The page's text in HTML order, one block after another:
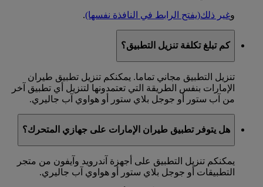
وغير ذلك(يفتح الرابط في النافذة نفسها).
كم تبلغ تكلفة تنزيل التطبيق؟
تنزيل التطبيق مجاني تماما. يمكنكم تنزيل تطبيق طيران
الإمارات بنفس الطريقة التي تعتمدونها لتنزيل أي تطبيق آخر
من آب ستور أو جوجل بلاي ستور أو هواوي آب جاليري.
هل يتوفر تطبيق طيران الإمارات على جهازي المتحرك؟
يمكنكم تنزيل التطبيق على أجهزة آندرويد وآيفون من متجر
التطبيقات أو جوجل بلاي ستور أو هواوي آب جاليري.